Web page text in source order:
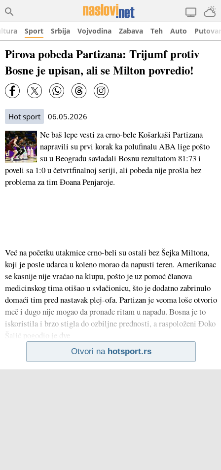
Sport Srbija Vojvodina Zabava Teh Auto
Pirova pobeda Partizana: Trijumf protiv
Bosne je upisan, ali se Milton povredio!
Hot sport 06.05.2026
Ne baš lepe vesti za crno-bele Košarkaši Partizana
napravili su prvi korak ka polufinalu ABA lige pošto
su u Beogradu savladali Bosnu rezultatom 81:73 i
poveli sa 1:0 u četvrtfinalnoj seriji, ali pobeda nije prošla bez
problema za tim Đoana Penjaroje.
Već na početku utakmice crno-beli su ostali bez Šejka Miltona,
koji je posle udarca u koleno morao da napusti teren. Amerikanac
se kasnije nije vraćao na klupu, pošto je uz pomoć članova
medicinskog tima otišao u svlačionicu, što je dodatno zabrinulo
domaći tim pred nastavak plej-ofa. Partizan je veoma loše otvorio
meč i dugo nije mogao da pronađe ritam u napadu. Bosna je to
iskoristila i brzo stigla do ozbiljne prednosti, a raspoloženi Đoko
Šalić pogodio je dve
Otvori na hotsport.rs